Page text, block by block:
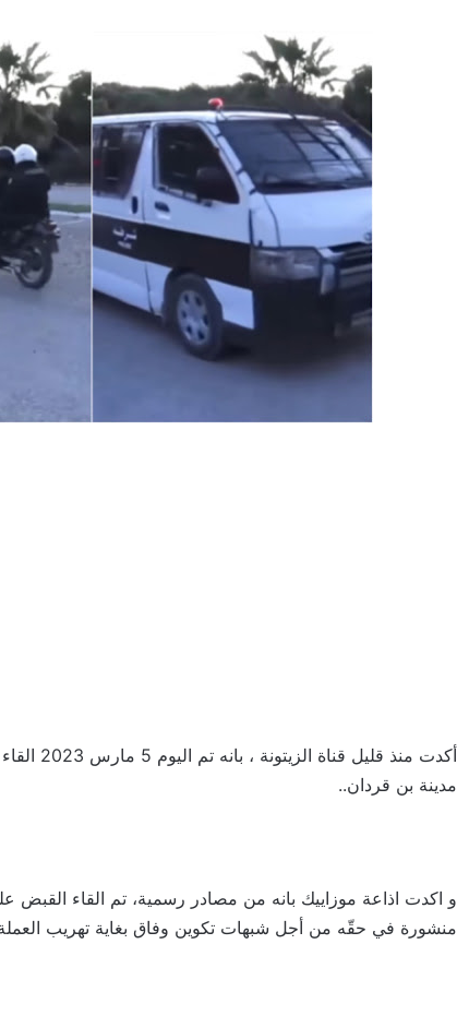
أكدت
مدينة بن قردان..
و اكدت اذاعة موزاييك بانه من مصادر رسمية، تم القاء القبض
منشورة في حقّه من أجل شبهات تكوين وفاق بغاية تهريب